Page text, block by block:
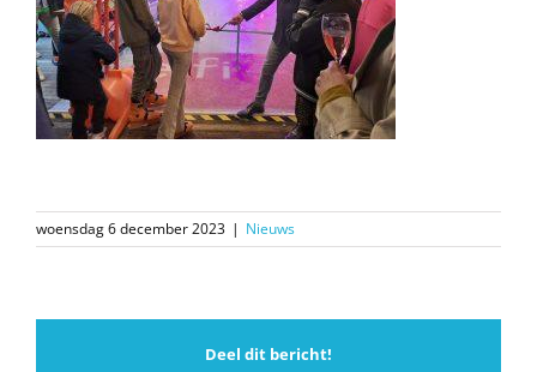
woensdag 6 december 2023 | Nieuws
Deel dit bericht!